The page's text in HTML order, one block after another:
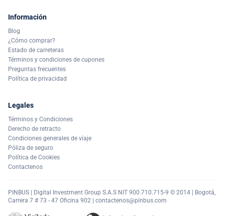
Información
Blog
¿Cómo comprar?
Estado de carreteras
Términos y condiciones de cupones
Preguntas frecuentes
Política de privacidad
Legales
Términos y Condiciones
Derecho de retracto
Condiciones generales de viaje
Póliza de seguro
Política de Cookies
Contactenos
PINBUS | Digital Investment Group S.A.S NIT 900.710.715-9 © 2014 | Bogotá,
Carrera 7 # 73 - 47 Oficina 902 | contactenos@pinbus.com